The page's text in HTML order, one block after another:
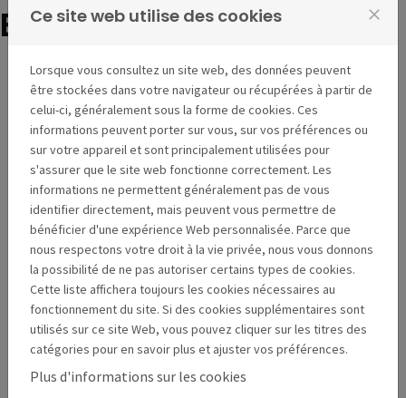
BIENVENUE !
La Fondation d'entreprise Société Générale
encourage et valorise plus que jamais
l'excellence dans le monde professionnel de la
musique classique, instrumentale et vocale -
de la musique médiévale à la musique
d'aujourd'hui - en France en tant que mécène
de référence dans ce secteur depuis près de 40
ans, auparavant à travers l'association
Mécénat Musical Société Générale.
Ainsi, la Fondation soutient des projets dans
le domaine de la musique classique en
concordance avec au moins un de ses
Ce site web utilise des cookies close
Lorsque vous consultez un site web, des données peuvent
être stockées dans votre navigateur ou récupérées à partir de
celui-ci, généralement sous la forme de cookies. Ces
informations peuvent porter sur vous, sur vos préférences ou
sur votre appareil et sont principalement utilisées pour
s'assurer que le site web fonctionne correctement. Les
informations ne permettent généralement pas de vous
identifier directement, mais peuvent vous permettre de
bénéficier d'une expérience Web personnalisée. Parce que
nous respectons votre droit à la vie privée, nous vous donnons
la possibilité de ne pas autoriser certains types de cookies.
Cette liste affichera toujours les cookies nécessaires au
fonctionnement du site. Si des cookies supplémentaires sont
utilisés sur ce site Web, vous pouvez cliquer sur les titres des
catégories pour en savoir plus et ajuster vos préférences.
Plus d'informations sur les cookies